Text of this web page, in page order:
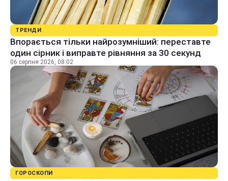
ТРЕНДИ
Впорається тільки найрозумніший: переставте
один сірник і виправте рівняння за 30 секунд
06 серпня 2026, 08:02
ГОРОСКОПИ